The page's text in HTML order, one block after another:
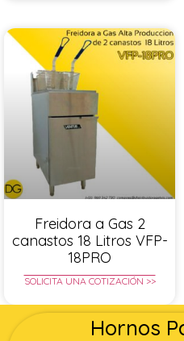
Freidora a Gas 2
canastos 18 Litros VFP-
18PRO
SOLICITA UNA COTIZACIÓN >>
Hornos